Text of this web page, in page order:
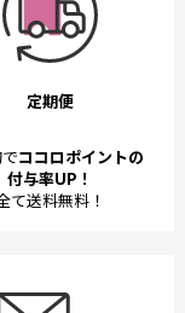
定期便
ココロポイントの
付与率UP！
て送料無料！